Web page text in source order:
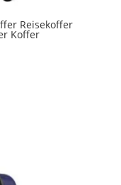
Reisekoffer
Koffer